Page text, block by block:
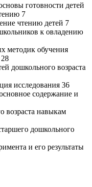
готовности детей
7
чтению детей 7
к овладению
методик обучения
дошкольного возраста
исследования 36
содержание и
возраста навыкам
дошкольного
и его результаты